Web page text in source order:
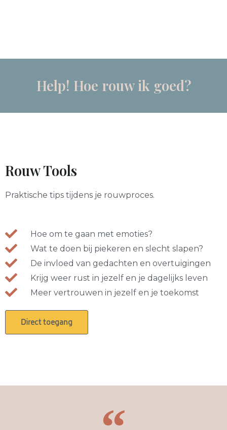
Help! Hoe rouw ik goed?
Rouw Tools
Praktische tips tijdens je rouwproces.
Hoe om te gaan met emoties?
Wat te doen bij piekeren en slecht slapen?
De invloed van gedachten en overtuigingen
Krijg weer rust in jezelf en je dagelijks leven
Meer vertrouwen in jezelf en je toekomst
Direct toegang